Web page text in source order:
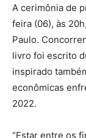
A cerimônia de
feira (06), às
Paulo.
livro foi escrito
inspirado
econômicas
2022.
“Estar entre os